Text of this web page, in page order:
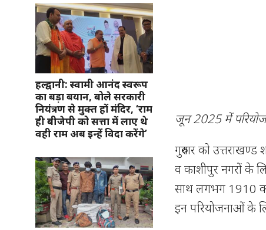
हल्द्वानी: स्वामी आनंद स्वरूप
का बड़ा बयान, बोले सरकारी
नियंत्रण से मुक्त हों मंदिर, ‘राम
ही बीजेपी को सत्ता में लाए थे
वही राम अब इन्हें विदा करेंगे’
जून 2025 में
गुरुवार को उत्तराखण्ड
व काशीपुर नगरों के
साथ लगभग 1910
इन परियोजनाओं के